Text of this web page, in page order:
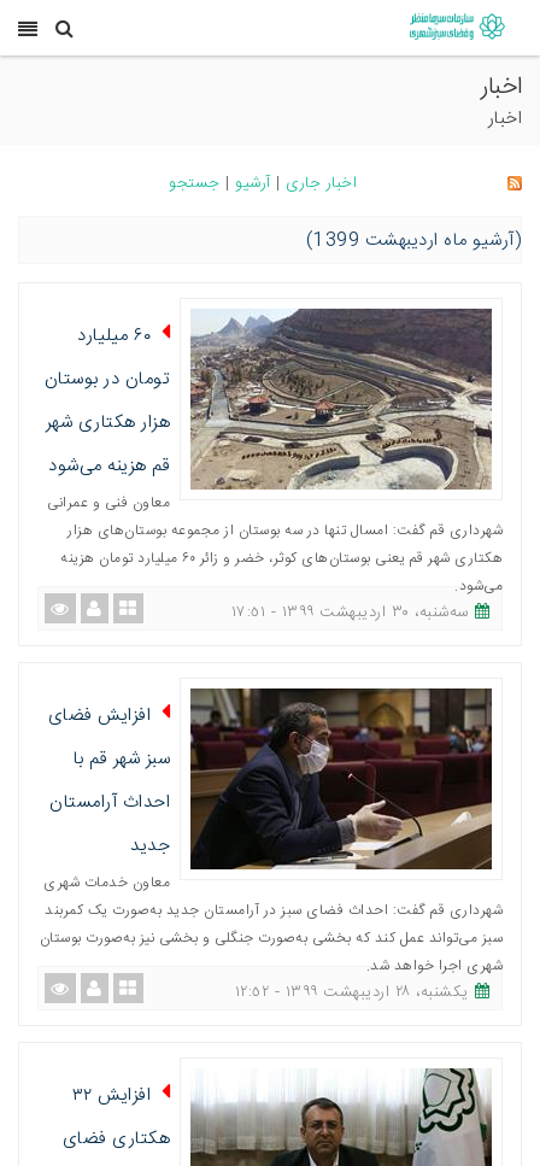
اخبار
اخبار
اخبار جاری | آرشیو | جستجو
(آرشیو ماه اردیبهشت 1399)
۶۰ میلیارد
تومان در بوستان‌
هزار هکتاری شهر
قم هزینه می‌شود
معاون فنی و عمرانی
شهرداری قم گفت: امسال تنها در سه بوستان از مجموعه بوستان‌های هزار
هکتاری شهر قم یعنی بوستان‌های کوثر، خضر و زائر ۶۰ میلیارد تومان هزینه
می‌شود.
ﺳﻪشنبه، ٣٠ اردیبهشت ١٣٩٩ - ١٧:٥١
افزایش فضای
سبز شهر قم با
احداث آرامستان
جدید
معاون خدمات شهری
شهرداری قم گفت: احداث فضای سبز در آرامستان جدید به‌صورت یک کمربند
سبز می‌تواند عمل کند که بخشی به‌صورت جنگلی و بخشی نیز به‌صورت بوستان
شهری اجرا خواهد شد.
یکشنبه، ٢٨ اردیبهشت ١٣٩٩ - ١٢:٥٢
افزایش ۳۲
هکتاری فضای